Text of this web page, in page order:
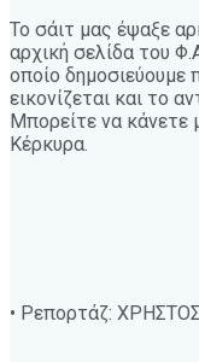
Το σάιτ μας έψαξε
αρχική σελίδα του
οποίο
εικονίζεται και το
Μπορείτε να κάνετε
Κέρκυρα.
• Ρεπορτάζ: